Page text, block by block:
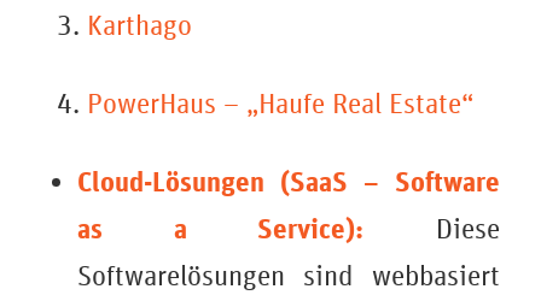
Karthago
PowerHaus – „Haufe Real Estate“
Cloud-Lösungen (SaaS – Software
as a Service): Diese
Softwarelösungen sind webbasiert